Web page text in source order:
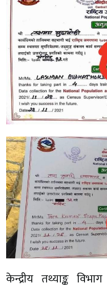
केन्द्रीय तथ्याङ्क